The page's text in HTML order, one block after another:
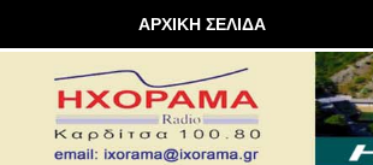
ΑΡΧΙΚΗ ΣΕΛΙΔΑ